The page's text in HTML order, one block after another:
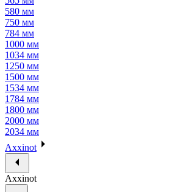
580 мм
750 мм
784 мм
1000 мм
1034 мм
1250 мм
1500 мм
1534 мм
1784 мм
1800 мм
2000 мм
2034 мм
Axxinot
Axxinot